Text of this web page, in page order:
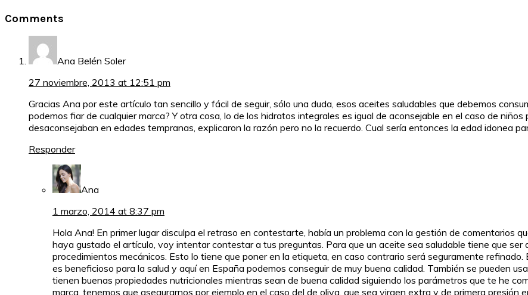
Comments
Ana Belén Soler
27 noviembre, 2013 at 12:51 pm
Gracias Ana por este artículo tan sencillo y fácil de seguir, sólo una duda, esos aceites saludables que debemos
podemos fiar de cualquier marca? Y otra cosa, lo de los hidratos integrales es igual de aconsejable en el caso de
desaconsejaban en edades tempranas, explicaron la razón pero no la recuerdo. Cual sería entonces la edad idonea
Responder
Ana
1 marzo, 2014 at 8:37 pm
Hola Ana! En primer lugar disculpa el retraso en contestarte, había un problema con la gestión de comentarios
haya gustado el artículo, voy intentar contestar a tus preguntas. Para que un aceite sea saludable tiene que
procedimientos mecánicos. Esto lo tiene que poner en la etiqueta, en caso contrario será seguramente
es beneficioso para la salud y aquí en España podemos conseguir de muy buena calidad. También se pueden
tienen buenas propiedades nutricionales mientras sean de buena calidad siguiendo los parámetros que te he
marca, tenemos que asegurarnos por ejemplo en el caso del de oliva, que sea virgen extra y de primera presión